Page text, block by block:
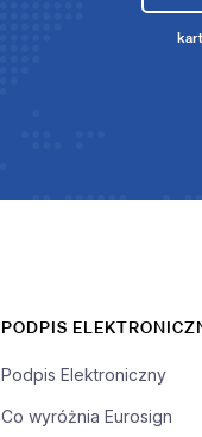
PODPIS
Podpis Elektroniczny
Co wyróżnia Eurosign